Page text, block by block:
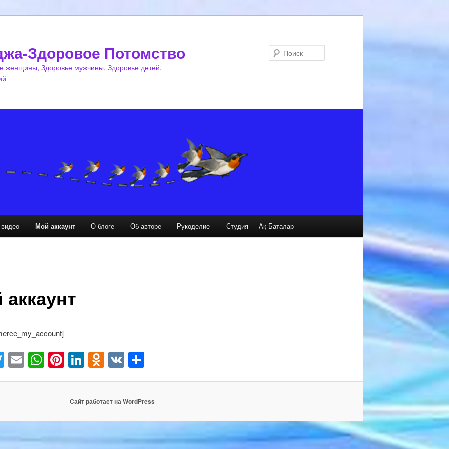
Здоровое Потомство
женщины, Здоровье мужчины, Здоровье детей,
Мой аккаунт О блоге Об авторе Рукоделие Студия — Ақ Баталар
Twitter
EmailWhatsApp
Pinterest
LinkedIn
Odnoklassniki
VKОтправить
Сайт работает на WordPress